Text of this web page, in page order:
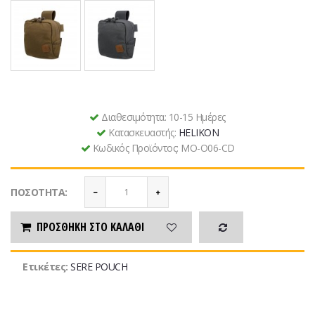
Διαθεσιμότητα: 10-15 Ημέρες
Κατασκευαστής: HELIKON
Κωδικός Προϊόντος: MO-O06-CD
ΠΟΣΌΤΗΤΑ:
ΠΡΟΣΘΉΚΗ ΣΤΟ ΚΑΛΆΘΙ
Ετικέτες: SERE POUCH